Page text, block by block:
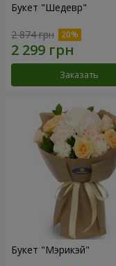
Букет "Шедевр"
2 874 грн
Заказать
Букет "Мэрикэй"